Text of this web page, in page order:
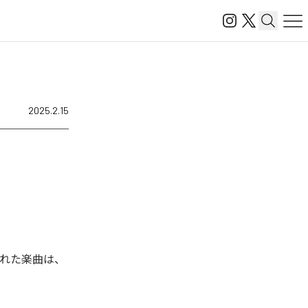
2025.2.15
た楽曲は、